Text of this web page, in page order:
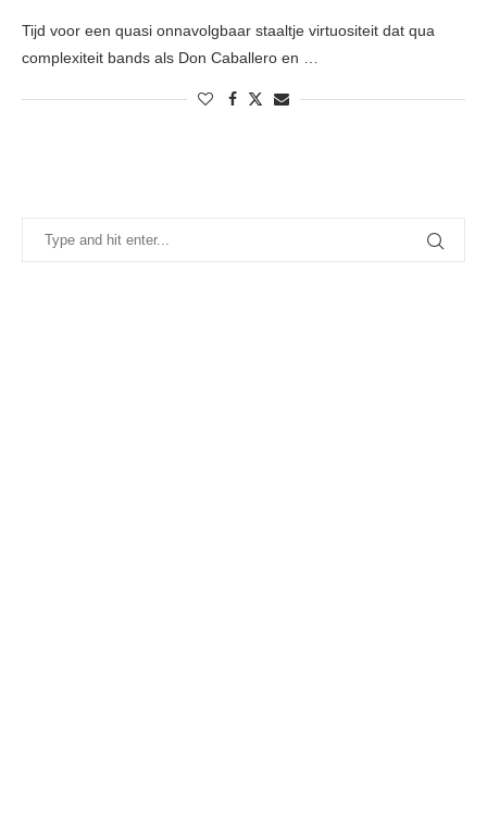
Tijd voor een quasi onnavolgbaar staaltje virtuositeit dat qua
complexiteit bands als Don Caballero en …